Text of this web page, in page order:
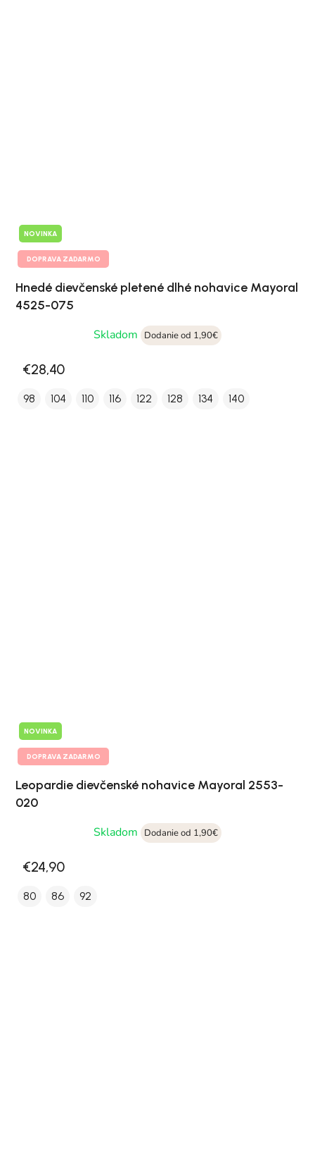
NOVINKA
DOPRAVA ZADARMO
Hnedé dievčenské pletené dlhé nohavice Mayoral
4525-075
Skladom
Dodanie od 1,90€
€28,40
98 104 110 116 122 128 134 140
NOVINKA
DOPRAVA ZADARMO
Leopardie dievčenské nohavice Mayoral 2553-
020
Skladom
Dodanie od 1,90€
€24,90
80 86 92